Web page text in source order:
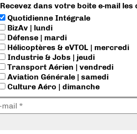
Recevez dans votre boite e-mail
Quotidienne Intégrale
BizAv | lundi
Défense | mardi
Hélicoptères & eVTOL | mercredi
Industrie & Jobs | jeudi
Transport Aérien | vendredi
Aviation Générale | samedi
Culture Aéro | dimanche